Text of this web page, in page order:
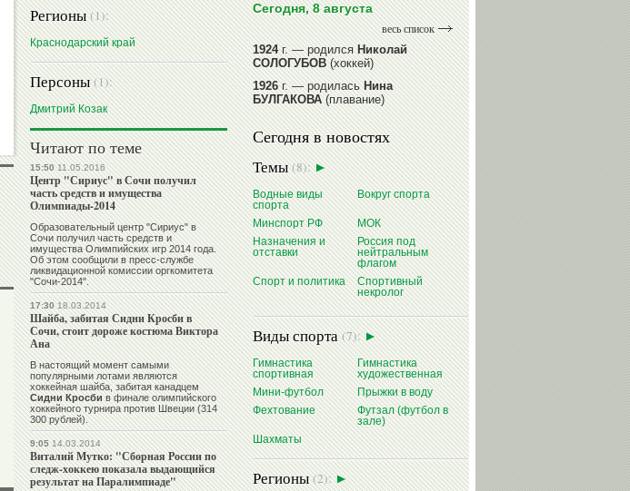
Регионы(1):
Краснодарский край
Персоны(1):
Дмитрий Козак
Читают по теме
15:5011.05.2016
Центр "Сириус" в Сочи получил
часть средств и имущества
Олимпиады-2014
Образовательный центр "Сириус" в
Сочи получил часть средств и
имущества Олимпийских игр 2014 года.
Об этом сообщили в пресс-службе
ликвидационной комиссии оргкомитета
"Сочи-2014".
17:3018.03.2014
Шайба, забитая Сидни Кросби в
Сочи, стоит дороже костюма Виктора
Ана
В настоящий момент самыми
популярными лотами являются
хоккейная шайба, забитая канадцем
Сидни Кросбив финале олимпийского
хоккейного турнира против Швеции (314
300 рублей).
9:0514.03.2014
Виталий Мутко: "Сборная России по
следж-хоккею показала выдающийся
результат на Паралимпиаде"
Сегодня, 8 августа
весь список
1924г. — родилсяНиколай
СОЛОГУБОВ(хоккей)
1926г. — родиласьНина
БУЛГАКОВА(плавание)
1941г. — родиласьРавиля
ПРОКОПЕНКО (САЛИМОВА)
(баскетбол)
1964г. — родилсяНиколай
ЖУРАВСКИЙ(гребля на байдарках
и каноэ)
1964г. — родилсяЮрий ХМЫЛЕВ
(хоккей)
читать далее
Сегодня в новостях
Темы(8):
Водные виды
спорта
Вокруг спорта
Минспорт РФ
МОК
Назначения и
отставки
Россия под
нейтральным
флагом
Спорт и политика
Спортивный
некролог
Виды спорта(7):
Гимнастика
спортивная
Гимнастика
художественная
Мини-футбол
Прыжки в воду
Фехтование
Футзал (футбол в
зале)
Шахматы
Регионы(2):